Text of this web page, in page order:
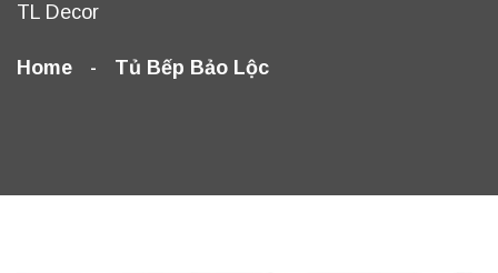
TL Decor
Home Tủ Bếp Bảo Lộc